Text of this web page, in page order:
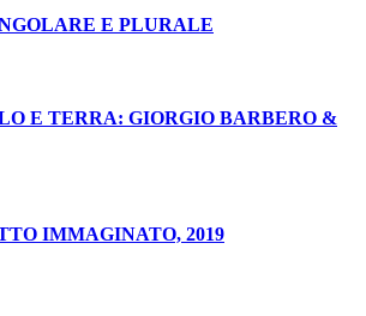
E PLURALE
E TERRA: GIORGIO BARBERO &
IMMAGINATO, 2019